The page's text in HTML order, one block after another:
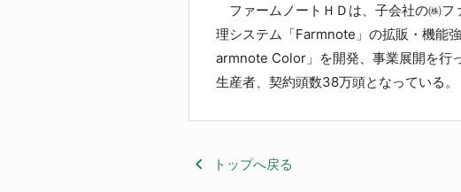
ファームノートＨＤは、子会社の㈱フ
理システム「Farmnote」の拡販・機能
armnote Color」を開発、事業展開を行
生産者、契約頭数38万頭となっている。
keyboard_arrow_left トップへ戻る